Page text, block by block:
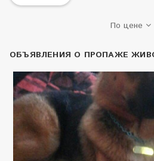
По цене
ОБЪЯВЛЕНИЯ О ПРОПАЖЕ